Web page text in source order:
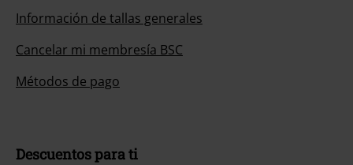
Información de tallas generales
Cancelar mi membresía BSC
Métodos de pago
Descuentos para ti